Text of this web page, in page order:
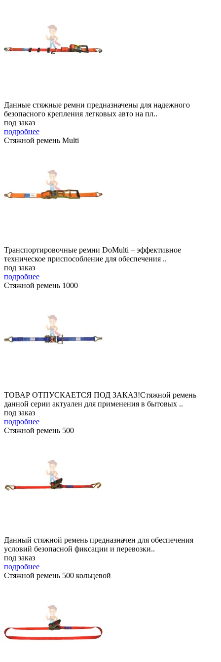
Данные стяжные ремни предназначены для надежного
безопасного крепления легковых авто на пл..
под заказ
подробнее
Стяжной ремень Multi
Транспортировочные ремни DoMulti – эффективное
техническое приспособление для обеспечения ..
под заказ
подробнее
Стяжной ремень 1000
ТОВАР ОТПУСКАЕТСЯ ПОД ЗАКАЗ!Стяжной ремень
данной серии актуален для применения в бытовых ..
под заказ
подробнее
Стяжной ремень 500
Данный стяжной ремень предназначен для обеспечения
условий безопасной фиксации и перевозки..
под заказ
подробнее
Стяжной ремень 500 кольцевой